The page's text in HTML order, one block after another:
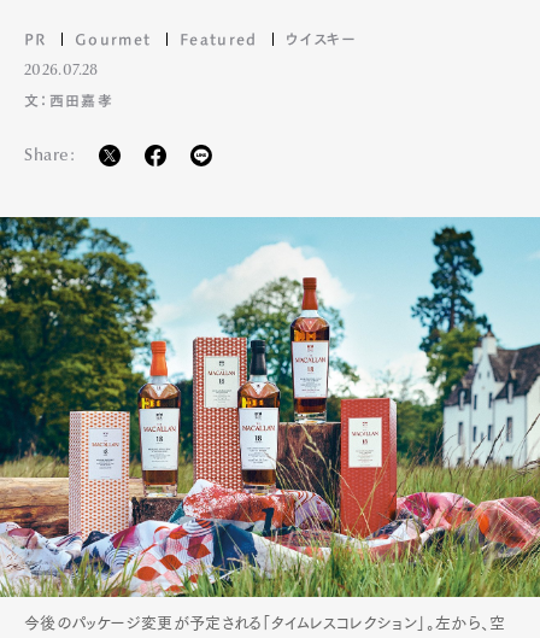
PR Gourmet Featured ウイスキー
2026.07.28
文：西田嘉孝
Share:
今後のパッケージ変更が予定される「タイムレスコレクション」。左から、空